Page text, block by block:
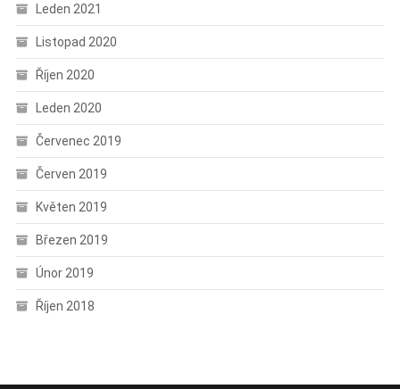
Leden 2021
Listopad 2020
Říjen 2020
Leden 2020
Červenec 2019
Červen 2019
Květen 2019
Březen 2019
Únor 2019
Říjen 2018